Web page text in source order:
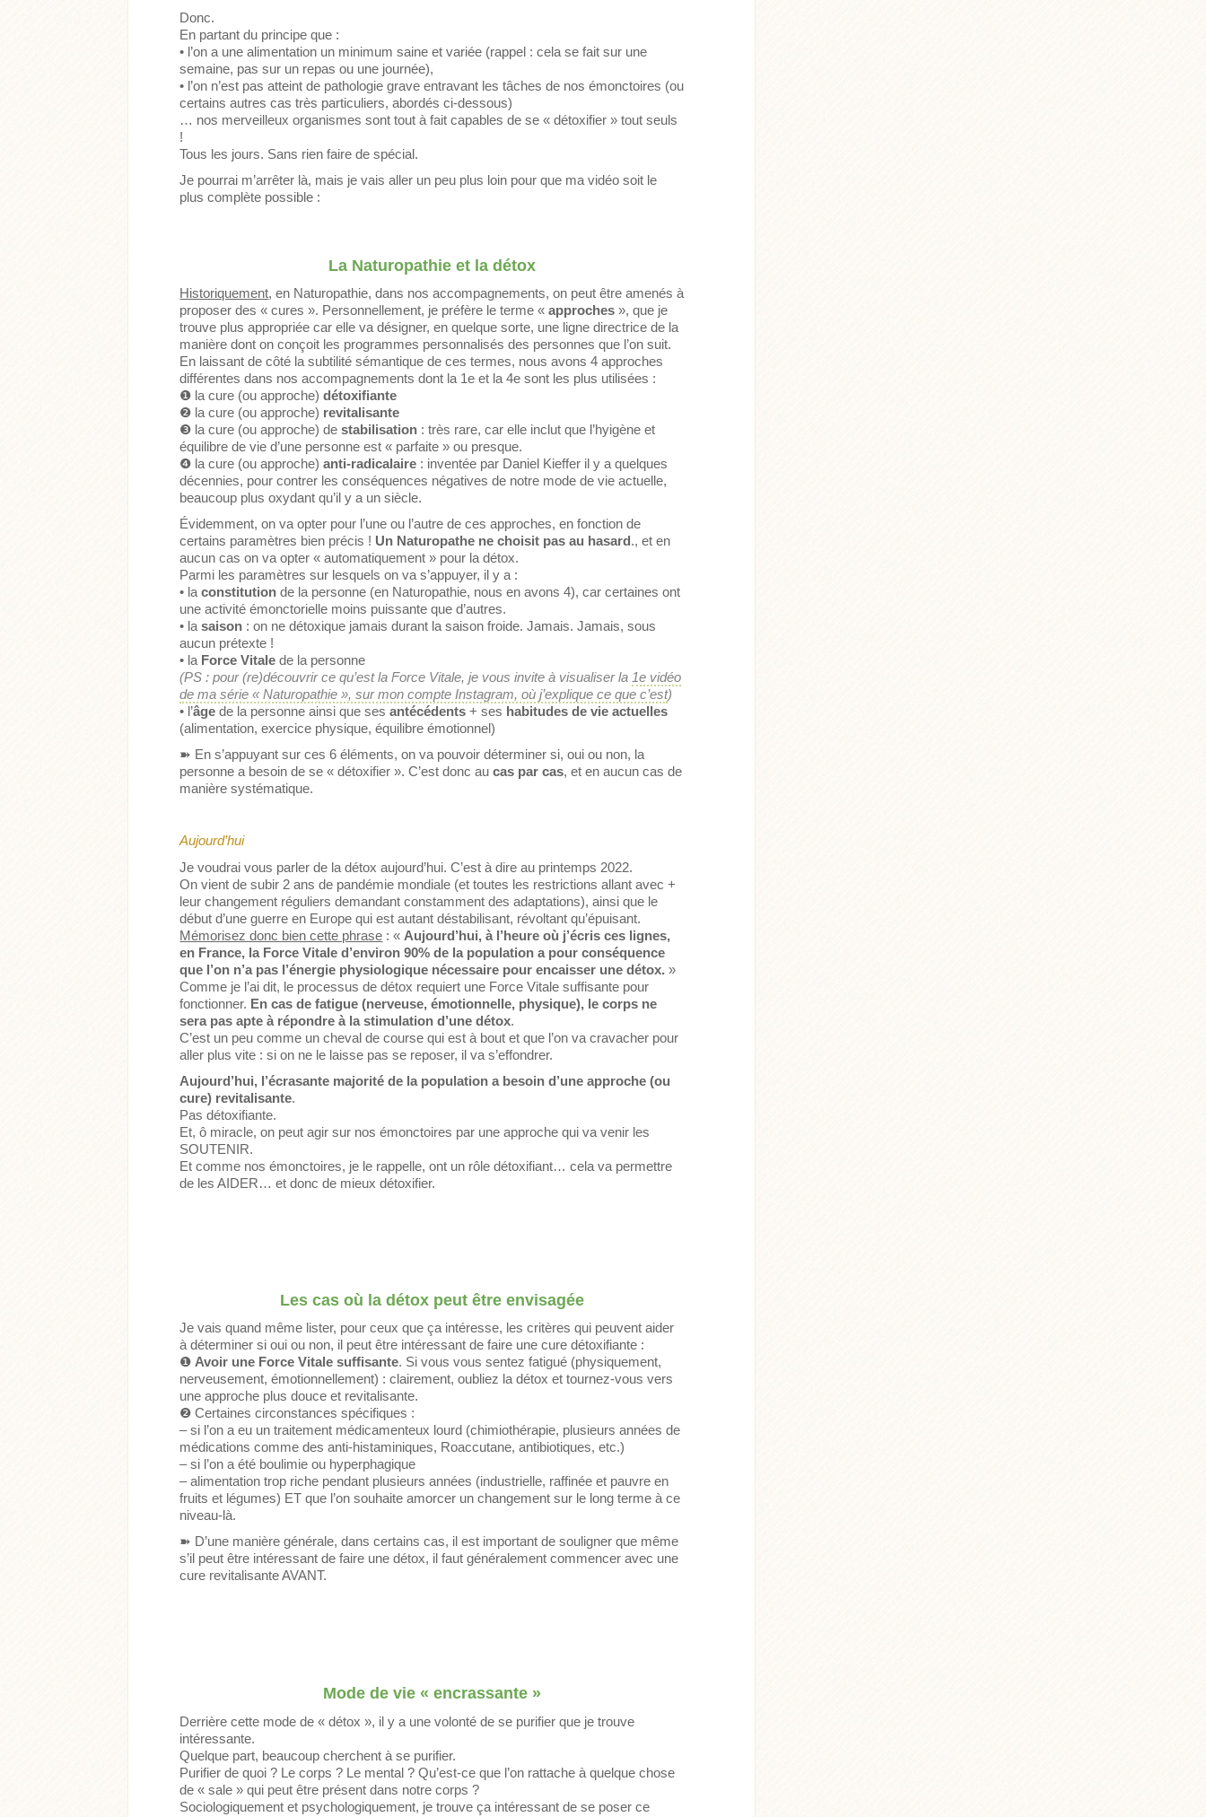
Donc.
En partant du principe que :
• l’on a une alimentation un minimum saine et variée (rappel : cela se fait sur une
semaine, pas sur un repas ou une journée),
• l’on n’est pas atteint de pathologie grave entravant les tâches de nos émonctoires (ou
certains autres cas très particuliers, abordés ci-dessous)
… nos merveilleux organismes sont tout à fait capables de se « détoxifier » tout seuls
!
Tous les jours. Sans rien faire de spécial.
Je pourrai m’arrêter là, mais je vais aller un peu plus loin pour que ma vidéo soit le
plus complète possible :
La Naturopathie et la détox
Historiquement, en Naturopathie, dans nos accompagnements, on peut être amenés à
proposer des « cures ». Personnellement, je préfère le terme «approches », que je
trouve plus appropriée car elle va désigner, en quelque sorte, une ligne directrice de la
manière dont on conçoit les programmes personnalisés des personnes que l’on suit.
En laissant de côté la subtilité sémantique de ces termes, nous avons 4 approches
différentes dans nos accompagnements dont la 1e et la 4e sont les plus utilisées :
❶ la cure (ou approche)détoxifiante
❷ la cure (ou approche) revitalisante
❸ la cure (ou approche) de stabilisation : très rare, car elle inclut que l’hyigène et
équilibre de vie d’une personne est « parfaite » ou presque.
❹ la cure (ou approche)anti-radicalaire : inventée par Daniel Kieffer il y a quelques
décennies, pour contrer les conséquences négatives de notre mode de vie actuelle,
beaucoup plus oxydant qu’il y a un siècle.
Évidemment, on va opter pour l’une ou l’autre de ces approches, en fonction de
certains paramètres bien précis ! Un Naturopathe ne choisit pas au hasard., et en
aucun cas on va opter « automatiquement » pour la détox.
Parmi les paramètres sur lesquels on va s’appuyer, il y a :
• laconstitution de la personne (en Naturopathie, nous en avons 4), car certaines ont
une activité émonctorielle moins puissante que d’autres.
• lasaison : on ne détoxique jamais durant la saison froide. Jamais. Jamais, sous
aucun prétexte !
• la Force Vitalede la personne
(PS : pour (re)découvrir ce qu’est la Force Vitale, je vous invite à visualiser la 1e vidéo
de ma série « Naturopathie », sur mon compte Instagram, où j’explique ce que c’est)
• l’âge de la personne ainsi que sesantécédents + ses habitudes de vie actuelles
(alimentation, exercice physique, équilibre émotionnel)
➽ En s’appuyant sur ces 6 éléments, on va pouvoir déterminer si, oui ou non, la
personne a besoin de se « détoxifier ». C’est donc aucas par cas, et en aucun cas de
manière systématique.
Aujourd’hui
Je voudrai vous parler de la détox aujourd’hui. C’est à dire au printemps 2022.
On vient de subir 2 ans de pandémie mondiale (et toutes les restrictions allant avec +
leur changement réguliers demandant constamment des adaptations), ainsi que le
début d’une guerre en Europe qui est autant déstabilisant, révoltant qu’épuisant.
Mémorisez donc bien cette phrase : « Aujourd’hui, à l’heure où j’écris ces lignes,
en France, la Force Vitale d’environ 90% de la population a pour conséquence
que l’on n’a pas l’énergie physiologique nécessaire pour encaisser une détox.»
Comme je l’ai dit, le processus de détox requiert une Force Vitale suffisante pour
fonctionner. En cas de fatigue (nerveuse, émotionnelle, physique), le corps ne
sera pas apte à répondre à la stimulation d’une détox.
C’est un peu comme un cheval de course qui est à bout et que l’on va cravacher pour
aller plus vite : si on ne le laisse pas se reposer, il va s’effondrer.
Aujourd’hui, l’écrasante majorité de la population a besoin d’une approche (ou
cure) revitalisante.
Pas détoxifiante.
Et, ô miracle, on peut agir sur nos émonctoires par une approche qui va venir les
SOUTENIR.
Et comme nos émonctoires, je le rappelle, ont un rôle détoxifiant… cela va permettre
de les AIDER… et donc de mieux détoxifier.
Les cas où la détox peut être envisagée
Je vais quand même lister, pour ceux que ça intéresse, les critères qui peuvent aider
à déterminer si oui ou non, il peut être intéressant de faire une cure détoxifiante :
❶ Avoir une Force Vitale suffisante. Si vous vous sentez fatigué (physiquement,
nerveusement, émotionnellement) : clairement, oubliez la détox et tournez-vous vers
une approche plus douce et revitalisante.
❷ Certaines circonstances spécifiques :
– si l’on a eu un traitement médicamenteux lourd (chimiothérapie, plusieurs années de
médications comme des anti-histaminiques, Roaccutane, antibiotiques, etc.)
– si l’on a été boulimie ou hyperphagique
– alimentation trop riche pendant plusieurs années (industrielle, raffinée et pauvre en
fruits et légumes) ET que l’on souhaite amorcer un changementsur le long terme à ce
niveau-là.
➽ D’une manière générale, dans certains cas, il est important de souligner que même
s’il peut être intéressant de faire une détox, il faut généralement commencer avec une
cure revitalisante AVANT.
Mode de vie « encrassante »
Derrière cette mode de « détox », il y a une volonté de se purifier que je trouve
intéressante.
Quelque part, beaucoup cherchent à se purifier.
Purifier de quoi ? Le corps ? Le mental ? Qu’est-ce que l’on rattache à quelque chose
de « sale » qui peut être présent dans notre corps ?
Sociologiquement et psychologiquement, je trouve ça intéressant de se poser ce